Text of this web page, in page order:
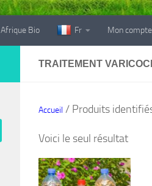
Afrique Bio Fr Mon compte
TRAITEMENT
Accueil / Produits
Voici le seul résultat